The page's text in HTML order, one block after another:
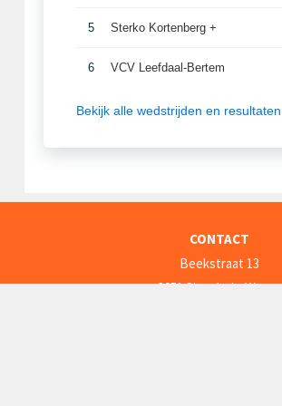
CONTACT
Beekstraat 13
3051 Sint-Joris-Weert